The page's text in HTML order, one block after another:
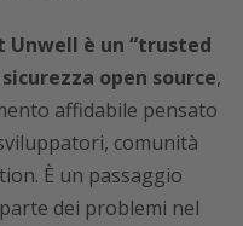
Unwell è un “trusted
open source,
affidabile pensato
comunità
È un passaggio
dei problemi nel